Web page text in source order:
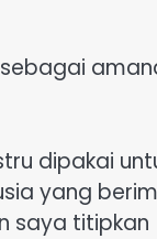
dipakai
yang
saya titipkan